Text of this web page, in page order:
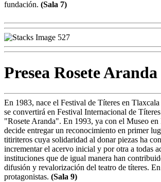
fundación. (Sala 7)
Presea Rosete Aranda
En 1983, nace el Festival de Títeres en Tlaxcala
se convertirá en Festival Internacional de
"Rosete Aranda". En 1993, ya con el Museo en
decide entregar un reconocimiento en primer
titiriteros cuya solidaridad al donar piezas ha
incrementar el acervo inicial y por otra a todas
instituciones que de igual manera han
difusión y revalorización del teatro de títeres. En
protagonistas. (Sala 9)